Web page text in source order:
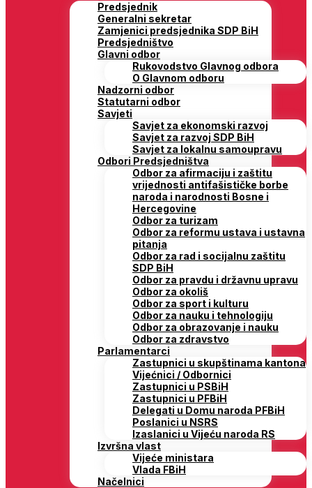
Predsjednik
Generalni sekretar
Zamjenici predsjednika SDP BiH
Predsjedništvo
Glavni odbor
Rukovodstvo Glavnog odbora
O Glavnom odboru
Nadzorni odbor
Statutarni odbor
Savjeti
Savjet za ekonomski razvoj
Savjet za razvoj SDP BiH
Savjet za lokalnu samoupravu
Odbori Predsjedništva
Odbor za afirmaciju i zaštitu
vrijednosti antifašističke borbe
naroda i narodnosti Bosne i
Hercegovine
Odbor za turizam
Odbor za reformu ustava i ustavna
pitanja
Odbor za rad i socijalnu zaštitu
SDP BiH
Odbor za pravdu i državnu upravu
Odbor za okoliš
Odbor za sport i kulturu
Odbor za nauku i tehnologiju
Odbor za obrazovanje i nauku
Odbor za zdravstvo
Parlamentarci
Zastupnici u skupštinama kantona
Vijećnici / Odbornici
Zastupnici u PSBiH
Zastupnici u PFBiH
Delegati u Domu naroda PFBiH
Poslanici u NSRS
Izaslanici u Vijeću naroda RS
Izvršna vlast
Vijeće ministara
Vlada FBiH
Načelnici